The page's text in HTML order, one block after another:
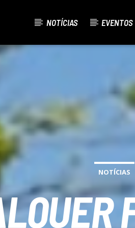
NOTÍCIAS EVENTOS
NOTÍCIAS